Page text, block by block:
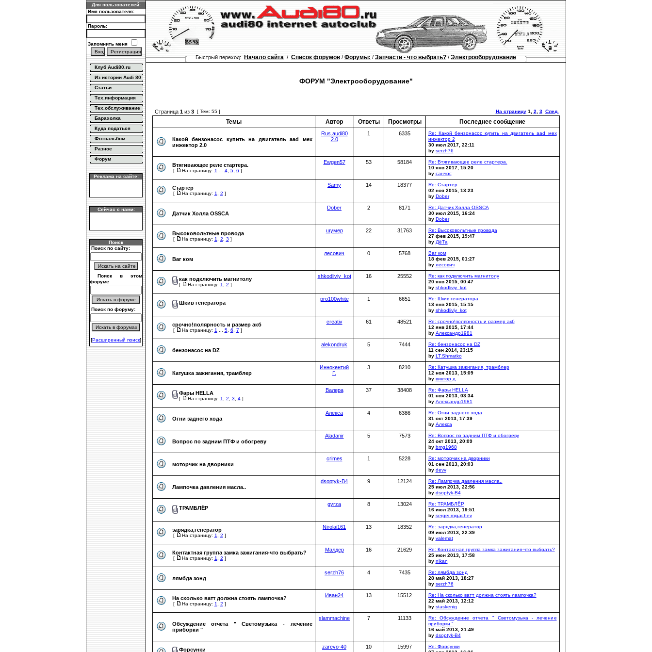
Для пользователей:
Имя пользователя:
Пароль:
Запомнить меня
Клуб Audi80.ru
Из истории Audi 80
Статьи
Тех.информация
Тех.обслуживание
Барахолка
Куда податься
Фотоальбом
Разное
Форум
Реклама на сайте:
Сейчас с нами:
Поиск
Поиск по сайту:
Поиск в этом
форуме
Поиск по форуму:
[Расширенный поиск]
Быстрый переход: Начало сайта / Список форумов / Форумы: / Запчасти - что выбрать? / Электрооборудование
ФОРУМ "Электрооборудование"
Страница 1из 3 [ Тем: 55 ] На страницу 1, 2, 3 След.
Темы Автор Ответы Просмотры Последнее сообщение
Какой бензонасос купить на двигатель aad мех
инжектор 2.0
Rus.audi80
2.0
1 6335
Re: Какой бензонасос купить на двигатель aad мех
инжектор 2
30 июл 2017, 22:11
by serzh76
Втягивающее реле стартера.
[ На страницу: 1 ... 4, 5, 6 ]
Ewgen57 53 58184
Re: Втягивающее реле стартера.
10 янв 2017, 15:20
by санчос
Стартер
[ На страницу: 1, 2 ]
Samy 14 18377
Re: Стартер
02 ноя 2015, 13:23
by Dober
Датчик Холла OSSCA
Dober 2 8171
Re: Датчик Холла OSSCA
30 июл 2015, 16:24
by Dober
Высоковольтные провода
[ На страницу: 1, 2, 3 ]
шумер 22 31763
Re: Высоковольтные провода
27 фев 2015, 19:47
by ДёТа
Ваг ком
лесович 0 5768
Ваг ком
18 фев 2015, 01:27
by лесович
как подключить магнитолу
[ На страницу: 1, 2 ]
shkodliviy_kot 16 25552
Re: как подключить магнитолу
20 янв 2015, 00:47
by shkodliviy_kot
Шкив генератора
pro100white 1 6651
Re: Шкив генератора
13 янв 2015, 15:15
by shkodliviy_kot
срочно!полярность и размер акб
[ На страницу: 1 ... 5, 6, 7 ]
creativ 61 48521
Re: срочно!полярность и размер акб
12 янв 2015, 17:44
by Александр1981
бензонасос на DZ
alekondruk 5 7444
Re: бензонасос на DZ
11 сен 2014, 23:15
by LT.Shmatko
Катушка зажигания, трамблер
Иннокентий
Г.
3 8210
Re: Катушка зажигания, трамблер
12 ноя 2013, 15:09
by виктор д
Фары HELLA
[ На страницу: 1, 2, 3, 4]
Валера 37 38408
Re: Фары HELLA
01 ноя 2013, 03:34
by Александр1981
Огни заднего хода
Алексa 4 6386
Re: Огни заднего хода
31 окт 2013, 17:39
by Алексa
Вопрос по задним ПТФ и обогреву
Aladanir 5 7573
Re: Вопрос по задним ПТФ и обогреву
24 окт 2013, 20:09
by bmg1968
моторчик на дворники
crimes 1 5228
Re: моторчик на дворники
01 сен 2013, 20:03
by devv
Лампочка давления масла..
dsoptyk-B4 9 12124
Re: Лампочка давления масла..
25 июл 2013, 22:56
by dsoptyk-B4
ТРАМБЛЁР
gyrza 8 13024
Re: ТРАМБЛЁР
16 июл 2013, 19:51
by sergei migachev
зарядка,генератор
[ На страницу: 1, 2 ]
Nirolai161 13 18352
Re: зарядка,генератор
09 июл 2013, 22:39
by valemat
Контактная группа замка зажигания-что выбрать?
[ На страницу: 1, 2 ]
Малдер 16 21629
Re: Контактная группа замка зажигания-что выбрать?
25 июн 2013, 17:58
by nikan
лямбда зонд
serzh76 4 7435
Re: лямбда зонд
28 май 2013, 18:27
by serzh76
На сколько ватт должна стоять лампочка?
[ На страницу: 1, 2 ]
Иван24 13 15512
Re: На сколько ватт должна стоять лампочка?
22 май 2013, 12:12
by staskenig
Обсуждение отчета " Светомузыка - лечение
приборки "
slammachine 7 11133
Re: Обсуждение отчета " Светомузыка - лечение
приборки "
16 май 2013, 21:49
by dsoptyk-B4
Форсунки zarevo-40 10 15997
Re: Форсунки